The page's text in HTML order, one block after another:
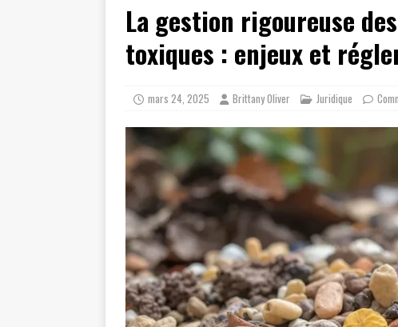
[ juillet 19, 2026 ]
Cidff 94 : Quelles
[ août 4, 2026 ] Les différences entre le
La gestion rigoureuse
toxiques : enjeux et
mars 24, 2025 Brittany Oliver Juridique